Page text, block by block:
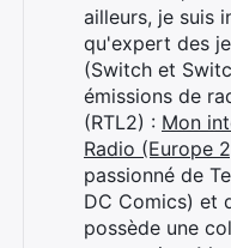
ailleurs, je suis
qu'expert des
(Switch et
émissions de
(RTL2) : Mon
Radio (Europe
passionné de
DC Comics) et
possède une